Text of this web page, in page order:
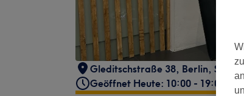
Gleditschstraße 38, Berlin,
Geöffnet Heute: 10:00 - 19:00